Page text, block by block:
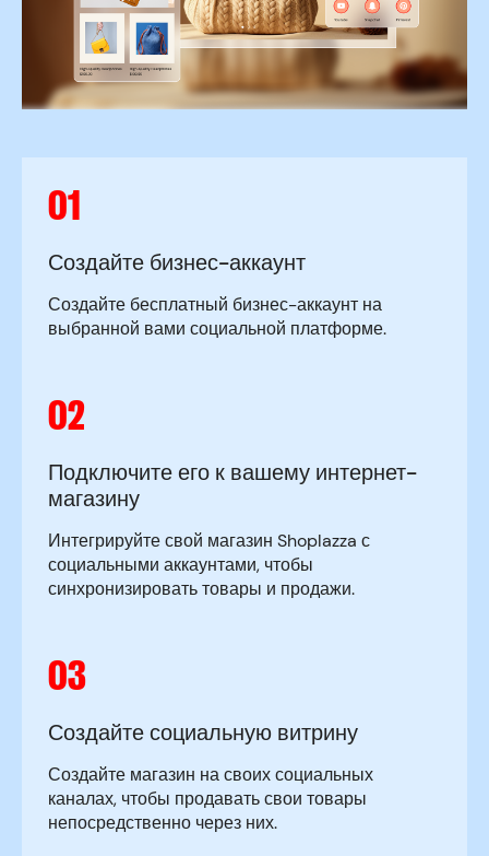
01
Создайте бизнес-аккаунт
Создайте бесплатный бизнес-аккаунт на
выбранной вами социальной платформе.
02
Подключите его к вашему интернет-
магазину
Интегрируйте свой магазин Shoplazza с
социальными аккаунтами, чтобы
синхронизировать товары и продажи.
03
Создайте социальную витрину
Создайте магазин на своих социальных
каналах, чтобы продавать свои товары
непосредственно через них.